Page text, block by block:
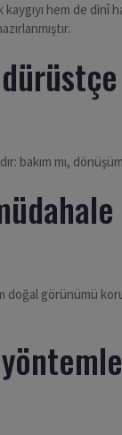
hem de dinî
bakım mı,
doğal görünümü